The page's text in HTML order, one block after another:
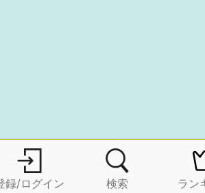
録/ログイン 検索 ラン